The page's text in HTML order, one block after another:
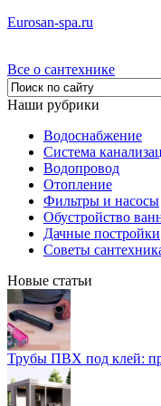
Eurosan-spa.ru
Все о сантехнике
Наши рубрики
Водоснабжение
Система
Водопровод
Отопление
Фильтры и насосы
Обустройство
Дачные постройки
Советы
Новые статьи
Трубы ПВХ под клей: